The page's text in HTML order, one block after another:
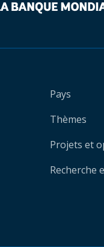
Pays
Thèmes
Projets et
Recherche